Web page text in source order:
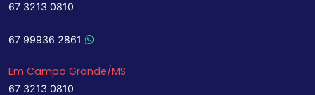
67 3213 0810
67 99936 2861
Em Campo Grande/MS
67 3213 0810